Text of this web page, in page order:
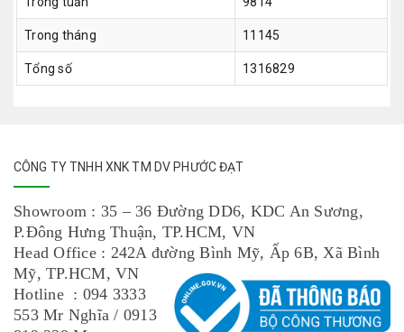
Trong tháng 11145
Tổng số 1316829
CÔNG TY TNHH XNK TM DV PHƯỚC ĐẠT
Showroom : 35 – 36 Đường DD6, KDC An Sương,
P.Đông Hưng Thuận, TP.HCM, VN
Head Office : 242A đường Bình Mỹ, Ấp 6B, Xã Bình
Mỹ, TP.HCM, VN
Hotline : 094 3333
553 Mr Nghĩa / 0913